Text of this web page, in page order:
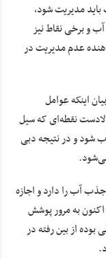
باید مدیریت شود،
و برخی نقاط نیز
عدم مدیریت در
اینکه عوامل
نقطه‌ای که سیل
شود و در نتیجه دبی
جذب آب را دارد و اجازه
به مرور پوشش
از بین رفته در